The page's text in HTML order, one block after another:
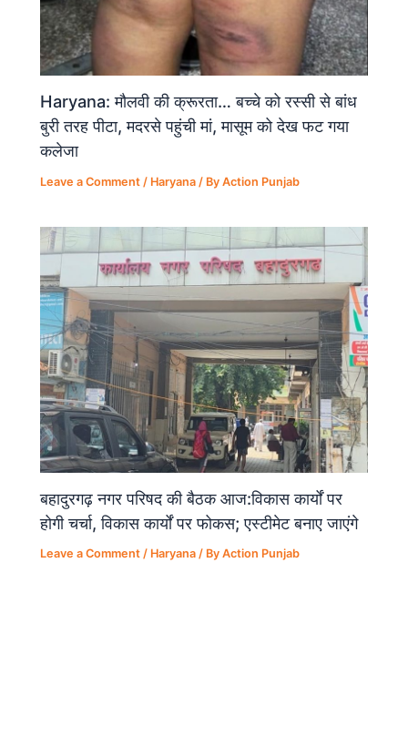
Haryana: मौलवी की क्रूरता… बच्चे को रस्सी से बांध
बुरी तरह पीटा, मदरसे पहुंची मां, मासूम को देख फट गया
कलेजा
Leave a Comment / Haryana / ByAction Punjab
बहादुरगढ़ नगर परिषद की बैठक आज:विकास कार्यों पर
होगी चर्चा, विकास कार्यों पर फोकस; एस्टीमेट बनाए जाएंगे
Leave a Comment / Haryana / ByAction Punjab